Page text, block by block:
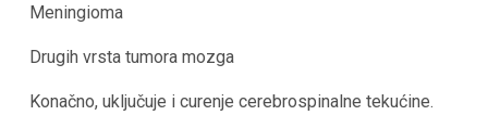
Meningioma
Drugih vrsta tumora mozga
Konačno, uključuje i curenje cerebrospinalne tekućine.